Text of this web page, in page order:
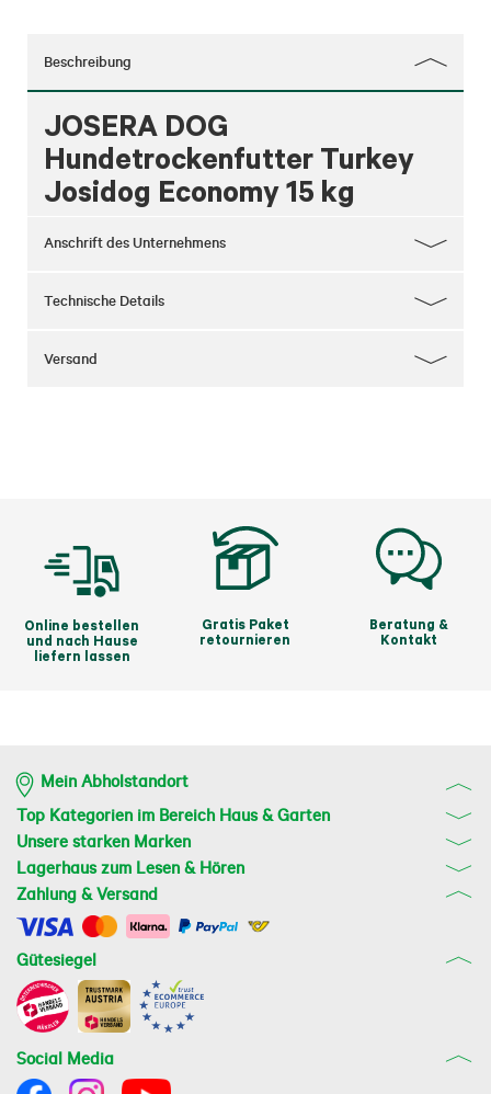
Beschreibung
JOSERA DOG
Hundetrockenfutter Turkey
Josidog Economy 15 kg
Anschrift des Unternehmens
Technische Details
Versand
Online bestellen
und nach Hause
liefern lassen
Gratis Paket
retournieren
Beratung &
Kontakt
Mein Abholstandort
Top Kategorien im Bereich Haus & Garten
Unsere starken Marken
Lagerhaus zum Lesen & Hören
Zahlung & Versand
Gütesiegel
Social Media